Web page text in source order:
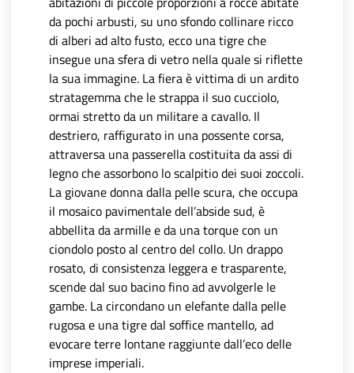
da pochi arbusti, su uno sfondo collinare ricco
di alberi ad alto fusto, ecco una tigre che
insegue una sfera di vetro nella quale si riflette
la sua immagine. La fiera è vittima di un ardito
stratagemma che le strappa il suo cucciolo,
ormai stretto da un militare a cavallo. Il
destriero, raffigurato in una possente corsa,
attraversa una passerella costituita da assi di
legno che assorbono lo scalpitio dei suoi zoccoli.
La giovane donna dalla pelle scura, che occupa
il mosaico pavimentale dell’abside sud, è
abbellita da armille e da una torque con un
ciondolo posto al centro del collo. Un drappo
rosato, di consistenza leggera e trasparente,
scende dal suo bacino fino ad avvolgerle le
gambe. La circondano un elefante dalla pelle
rugosa e una tigre dal soffice mantello, ad
evocare terre lontane raggiunte dall’eco delle
imprese imperiali.